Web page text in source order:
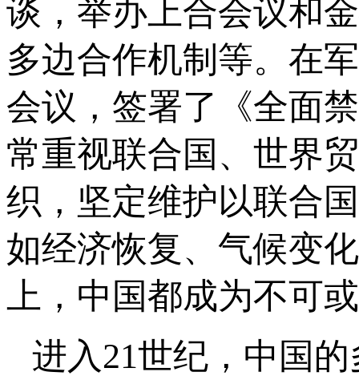
谈，举办上合会议和
多边合作机制等。在
会议，签署了《全面
常重视联合国、世界
织，坚定维护以联合
如经济恢复、气候变
上，中国都成为不可
进入21世纪，中国